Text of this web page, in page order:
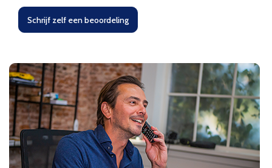
Schrijf zelf een beoordeling